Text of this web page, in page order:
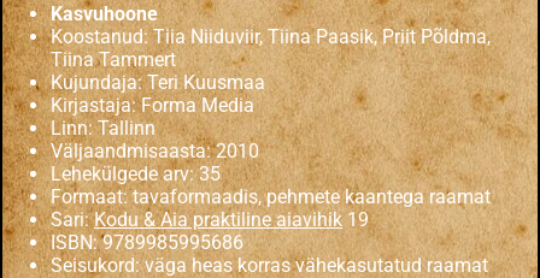
Kasvuhoone
Koostanud: Tiia Niiduviir, Tiina Paasik, Priit Põldma,
Tiina Tammert
Kujundaja: Teri Kuusmaa
Kirjastaja: Forma Media
Linn: Tallinn
Väljaandmisaasta: 2010
Lehekülgede arv: 35
Formaat: tavaformaadis, pehmete kaantega raamat
Sari:Kodu & Aia praktiline aiavihik 19
ISBN: 9789985995686
Seisukord: väga heas korras vähekasutatud raamat